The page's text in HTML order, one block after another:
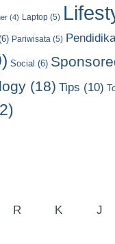
(4) Laptop (5)
Pariwisata (5)
Social (6)
(18) Tips (10)
R K J